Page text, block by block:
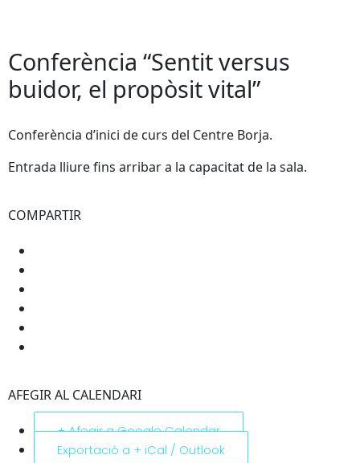
Conferència “Sentit versus
buidor, el propòsit vital”
Conferència d’inici de curs del Centre Borja.
Entrada lliure fins arribar a la capacitat de la sala.
COMPARTIR
AFEGIR AL CALENDARI
+ Afegir a Google Calendar
Exportació a + iCal / Outlook